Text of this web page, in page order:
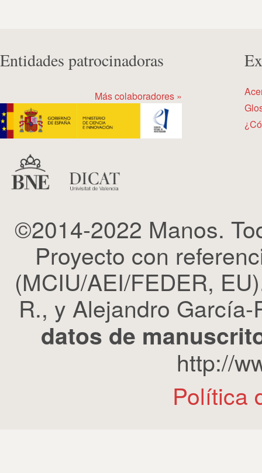
Entidades patrocinadoras
Más colaboradores »
©2014-2022 Manos.
Proyecto con
(MCIU/AEI/FEDER,
R., y Alejandro
datos de
http://
Política